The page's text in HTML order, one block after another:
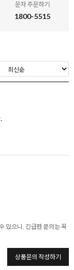
문자 주문하기
1800-5515
있으니, 긴급한 문의는 꼭
상품문의 작성하기